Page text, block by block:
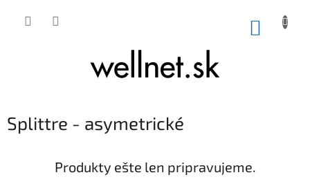
Splittre - asymetrické
Produkty ešte len pripravujeme.